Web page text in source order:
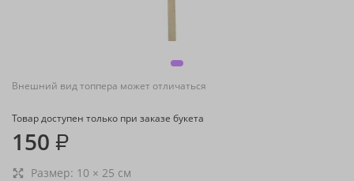
Внешний вид топпера может отличаться
Товар доступен только при заказе букета
150 ₽
Размер: 10 × 25 см